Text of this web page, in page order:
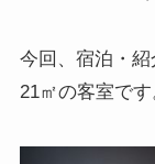
今回、宿泊・紹
21㎡の客室です